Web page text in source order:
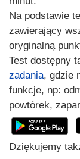
Na podstawie
zawierający
oryginalną
Test dostępny
zadania, gdzie
funkcje, np:
powtórek,
Dziękujemy